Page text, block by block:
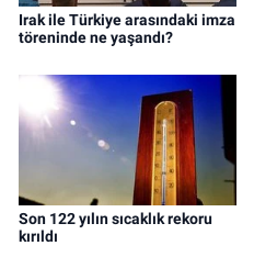
Irak ile Türkiye arasındaki imza
töreninde ne yaşandı?
Son 122 yılın sıcaklık rekoru
kırıldı